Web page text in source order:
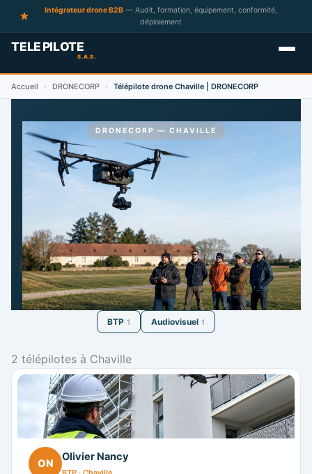
Intégrateur drone B2B — Audit, formation, équipement, conformité,
déploiement
Accueil › DRONECORP › Télépilote drone Chaville | DRONECORP
DRONECORP — CHAVILLE
Télépilotes de drone à
Chaville
2 télépilotes référencés à Chaville et alentours.
Devis gratuit sur mesure.
DEMANDER UN DEVIS GRATUIT
BTP 1 Audiovisuel 1
2 télépilotes à Chaville
ON
Olivier Nancy